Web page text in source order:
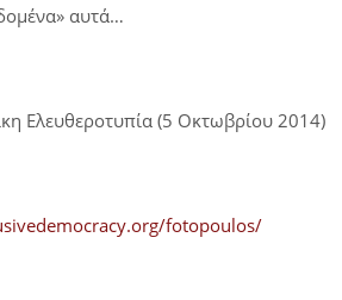
αυτά…​
Ελευθεροτυπία (5 Οκτωβρίου 2014)
fotopoulos/